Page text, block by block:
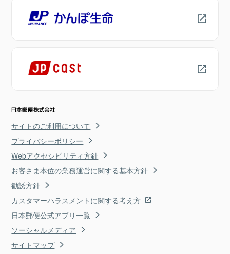
サイトのご利用について
プライバシーポリシー
Webアクセシビリティ方針
お客さま本位の業務運営に関する基本方針
勧誘方針
カスタマーハラスメントに関する考え方
日本郵便公式アプリ一覧
ソーシャルメディア
サイトマップ